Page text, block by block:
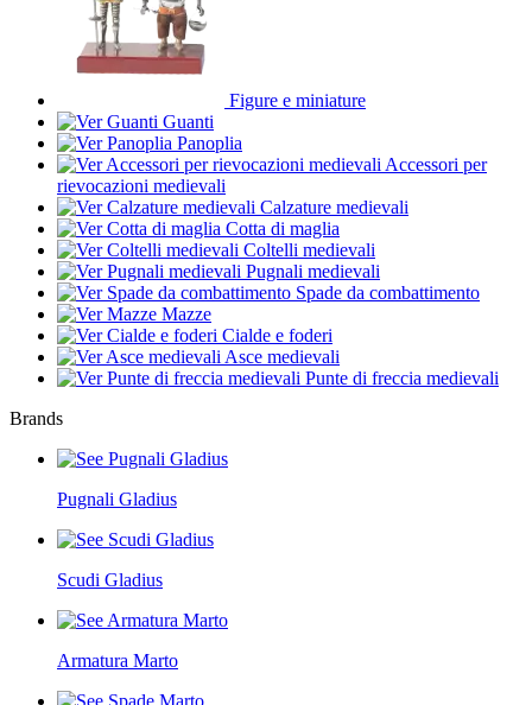
Figure e miniature
Guanti
Panoplia
Accessori per
rievocazioni medievali
Calzature medievali
Cotta di maglia
Coltelli medievali
Pugnali medievali
Spade da combattimento
Mazze
Cialde e foderi
Asce medievali
Punte di freccia medievali
Brands
Pugnali Gladius
Scudi Gladius
Armatura Marto